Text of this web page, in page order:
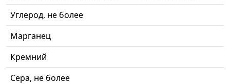
Углерод, не более
Марганец
Кремний
Сера, не более